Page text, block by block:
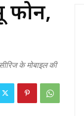
फोन,
के मोबाइल की